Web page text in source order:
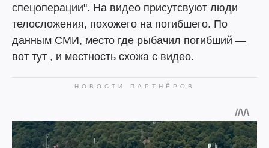
спецоперации". На видео присутсвуют люди
телосложения, похожего на погибшего. По
данным СМИ, место где рыбачил погибший —
вот тут , и местность схожа с видео.